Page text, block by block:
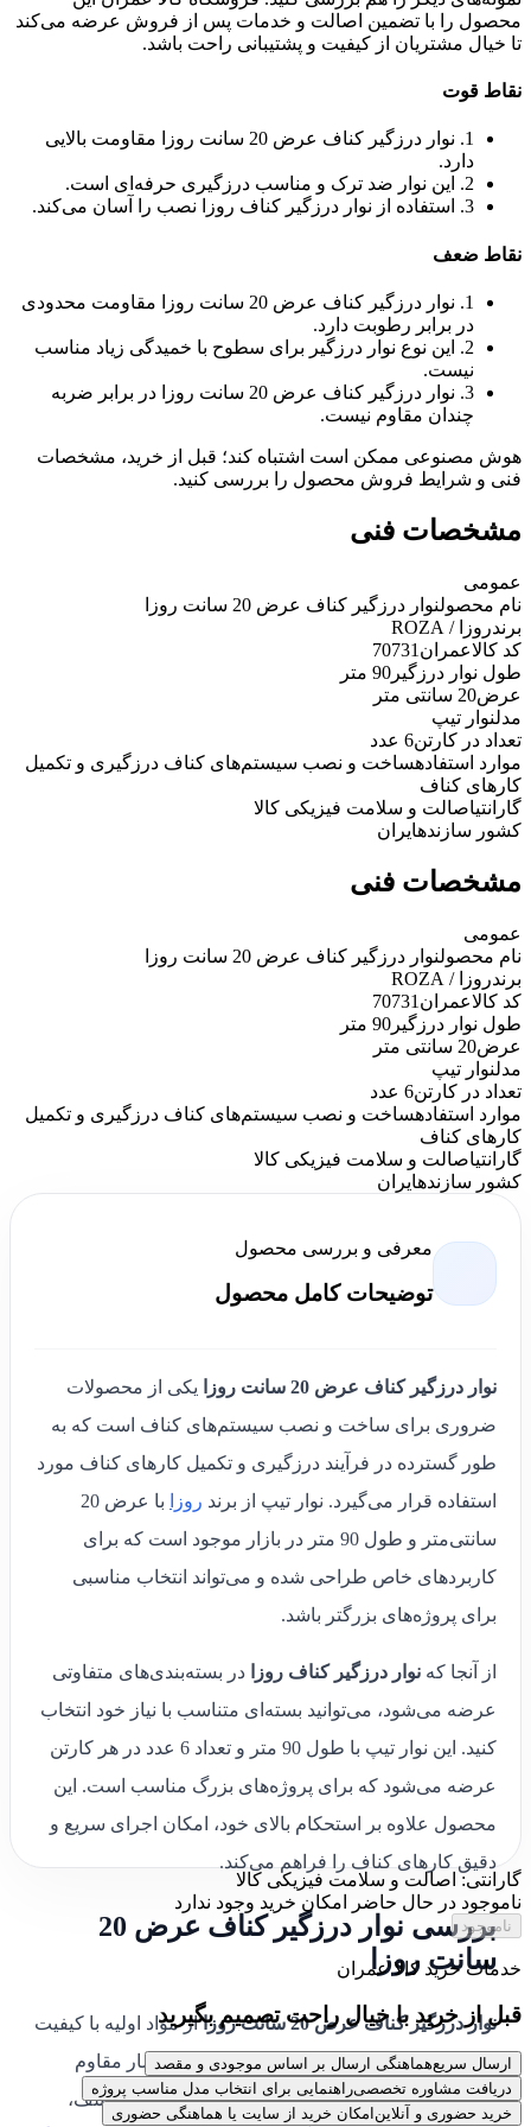
محصول را با تضمین اصالت و خدمات پس از فروش عرضه می‌کند
تا خیال مشتریان از کیفیت و پشتیبانی راحت باشد.
نقاط قوت
1. نوار درزگیر کناف عرض 20 سانت روزا مقاومت بالایی
دارد.
2. این نوار ضد ترک و مناسب درزگیری حرفه‌ای است.
3. استفاده از نوار درزگیر کناف روزا نصب را آسان می‌کند.
نقاط ضعف
1. نوار درزگیر کناف عرض 20 سانت روزا مقاومت محدودی
در برابر رطوبت دارد.
2. این نوع نوار درزگیر برای سطوح با خمیدگی زیاد مناسب
نیست.
3. نوار درزگیر کناف عرض 20 سانت روزا در برابر ضربه
چندان مقاوم نیست.
هوش مصنوعی ممکن است اشتباه کند؛ قبل از خرید، مشخصات
فنی و شرایط فروش محصول را بررسی کنید.
مشخصات فنی
عمومی
نام محصولنوار درزگیر کناف عرض 20 سانت روزا
برندروزا / ROZA
کد کالاعمران 70731
طول نوار درزگیر 90 متر
عرض20 سانتی متر
مدلنوار تیپ
تعداد در کارتن6 عدد
موارد استفادهساخت و نصب سیستم‌های کناف درزگیری و تکمیل
کارهای کناف
گارانتیاصالت و سلامت فیزیکی کالا
کشور سازندهایران
مشخصات فنی
عمومی
نام محصولنوار درزگیر کناف عرض 20 سانت روزا
برندروزا / ROZA
کد کالاعمران 70731
طول نوار درزگیر 90 متر
عرض20 سانتی متر
مدلنوار تیپ
تعداد در کارتن6 عدد
موارد استفادهساخت و نصب سیستم‌های کناف درزگیری و تکمیل
کارهای کناف
گارانتیاصالت و سلامت فیزیکی کالا
کشور سازندهایران
معرفی و بررسی محصول
توضیحات کامل محصول
نوار درزگیر کناف عرض 20 سانت روزا
یکی از محصولات
ضروری برای ساخت و نصب سیستم‌های کناف است که به
طور گسترده در فرآیند درزگیری و تکمیل کارهای کناف مورد
استفاده قرار می‌گیرد. نوار تیپ از برند روزا
با عرض 20
سانتی‌متر و طول 90 متر در بازار موجود است که برای
کاربردهای خاص طراحی شده و می‌تواند انتخاب مناسبی
برای پروژه‌های بزرگتر باشد.
از آنجا که نوار درزگیر کناف روزا
در بسته‌بندی‌های متفاوتی
عرضه می‌شود، می‌توانید بسته‌ای متناسب با نیاز خود انتخاب
کنید. این نوار تیپ با طول 90 متر و تعداد 6 عدد در هر کارتن
عرضه می‌شود که برای پروژه‌های بزرگ مناسب است. این
محصول علاوه بر استحکام بالای خود، امکان اجرای سریع و
دقیق کارهای کناف را فراهم می‌کند.
بررسی نوار درزگیر کناف عرض 20
سانت روزا
نوار درزگیر کناف عرض 20 سانت روزا
از مواد اولیه با کیفیت
بالا ساخته شده است که در برابر رطوبت و فشار مقاوم
است. این ویژگی باعث می‌شود که در پروژه‌های مختلف،
گارانتی: اصالت و سلامت فیزیکی کالا
ناموجود در حال حاضر امکان خرید وجود ندارد
ناموجود
خدمات خرید کالا عمران
قبل از خرید با خیال راحت تصمیم بگیرید
ارسال سریعهماهنگی ارسال بر اساس موجودی و مقصد
دریافت مشاوره تخصصیراهنمایی برای انتخاب مدل مناسب پروژه
خرید حضوری و آنلاینامکان خرید از سایت یا هماهنگی حضوری